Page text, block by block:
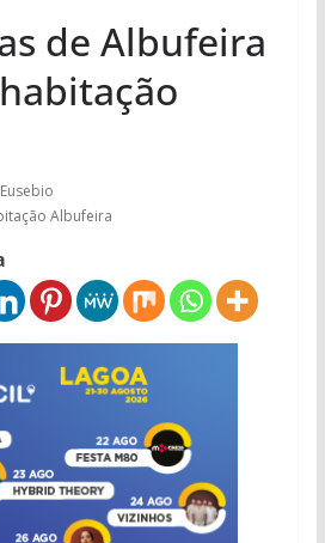
de Albufeira
Albufeira